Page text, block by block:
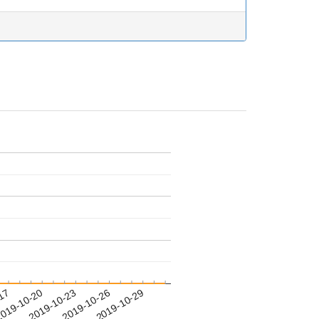
10-20
2019-10-232019-10-262019-10-29